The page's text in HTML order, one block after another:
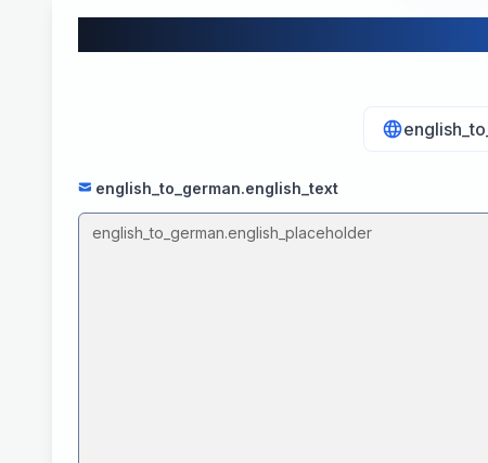
english_to_german.english_text